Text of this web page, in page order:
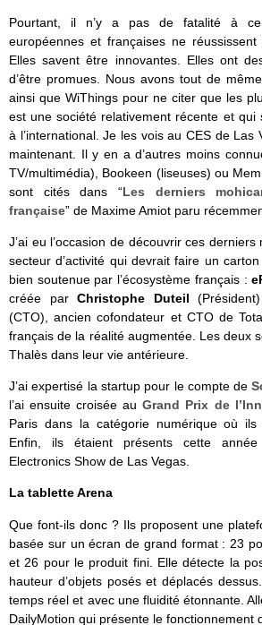
Pourtant, il n’y a pas de fatalité à
européennes et françaises ne
Elles savent être innovantes. Elles ont
d’être promues. Nous avons tout de
ainsi que WiThings pour ne citer que les
est une société relativement récente et qui
à l’international. Je les vois au CES de Las
maintenant. Il y en a d’autres moins
TV/multimédia), Bookeen (liseuses) ou
sont cités dans “Les derniers
française” de Maxime Amiot paru
J’ai eu l’occasion de découvrir ces
secteur d’activité qui devrait faire un
bien soutenue par l’écosystème français :
créée parChristophe Duteil
(CTO), ancien cofondateur et CTO de
français de la réalité augmentée. Les deux
Thalès dans leur vie antérieure.
J’ai expertisé la startup pour le compte de
l’ai ensuite croisée auGrand Prix de
Paris dans la catégorie numérique où ils
Enfin, ils étaient présents cette
Electronics Show de Las Vegas.
La tablette Arena
Que font-ils donc ? Ils proposent une
basée sur un écran de grand format : 23
et 26 pour le produit fini. Elle détecte la
hauteur d’objets posés et déplacés
temps réel et avec une fluidité étonnante.
DailyMotion qui présente le fonctionnement